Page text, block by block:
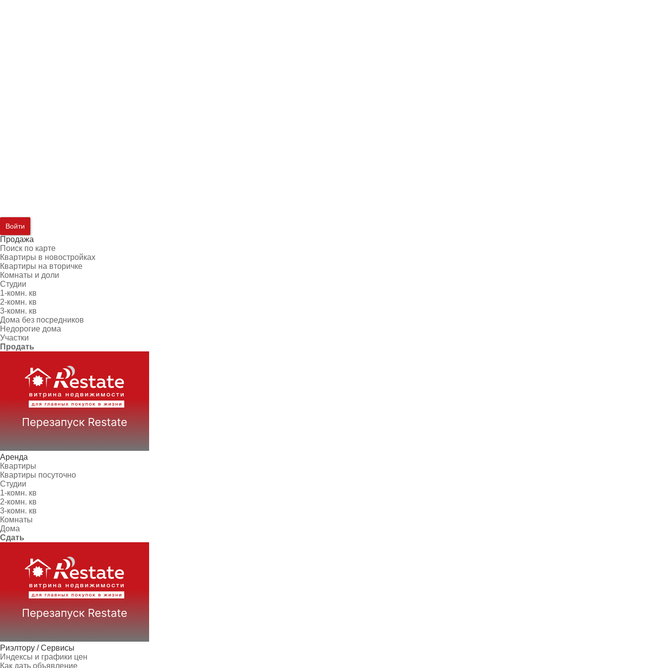
Войти
Продажа
Поиск по карте
Квартиры в новостройках
Квартиры на вторичке
Комнаты и доли
Студии
1-комн. кв
2-комн. кв
3-комн. кв
Дома без посредников
Недорогие дома
Участки
Продать
Аренда
Квартиры
Квартиры посуточно
Студии
1-комн. кв
2-комн. кв
3-комн. кв
Комнаты
Дома
Сдать
Риэлтору / Сервисы
Индексы и графики цен
Как дать объявление